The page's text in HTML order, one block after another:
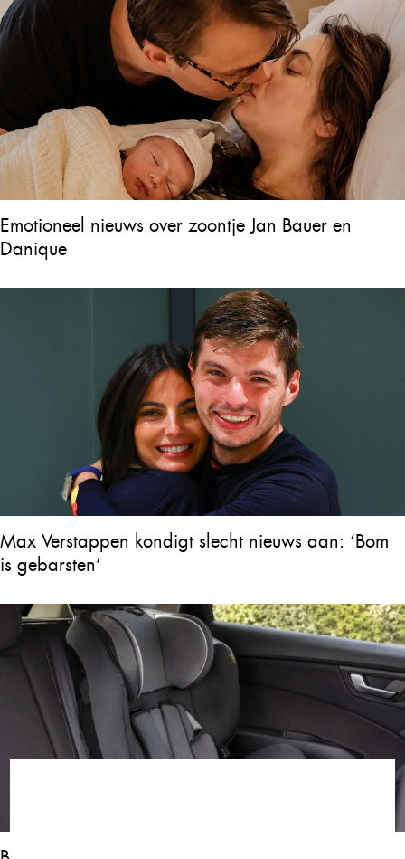
Emotioneel nieuws over zoontje Jan Bauer en
Danique
Max Verstappen kondigt slecht nieuws aan: ‘Bom
is gebarsten’